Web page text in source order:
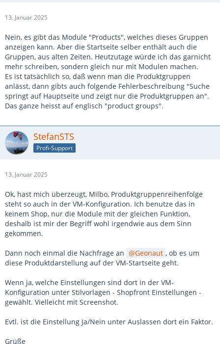
13. Januar 2025
Nein, es gibt das Module "Products", welches dieses Gruppen
anzeigen kann. Aber die Startseite selber enthält auch die
Gruppen, aus alten Zeiten. Heutzutage würde ich das garnicht
mehr schreiben, sondern gleich nur mit Modulen machen.
Es ist tatsächlich so, daß wenn man die Produktgruppen
anlässt, dann gibts auch folgende Fehlerbeschreibung "Suche
springt auf Hauptseite und zeigt nur die Produktgruppen an".
Das ganze heisst auf englisch "product groups".
StefanSTS
Profi-Support
13. Januar 2025
Ok, hast mich überzeugt, Milbo, Produktgruppenreihenfolge
steht so auch in der VM-Konfiguration. Ich benutze das in
keinem Shop, nur die Module mit der gleichen Funktion,
deshalb ist mir der Begriff wohl irgendwie aus dem Sinn
gekommen.
Dann noch einmal die Nachfrage an Geonaut , ob es um
diese Produktdarstellung auf der VM-Startseite geht.
Wenn ja, welche Einstellungen sind dort in der VM-
Konfiguration unter Stilvorlagen - Shopfront Einstellungen -
gewählt. Vielleicht mit Screenshot.
Evtl. ist die Einstellung Ja/Nein unter Auslassen dort ein Faktor.
Grüße